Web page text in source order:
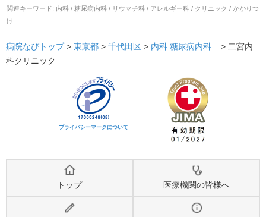
関連キーワード: 内科 / 糖尿病内科 / リウマチ科 / アレルギー科 / クリニック / かかりつ
け
病院なびトップ> 東京都 > 千代田区 > 内科 糖尿病内科 ... > 二宮内
科クリニック
プライバシーマークについて
トップ 医療機関の皆様へ